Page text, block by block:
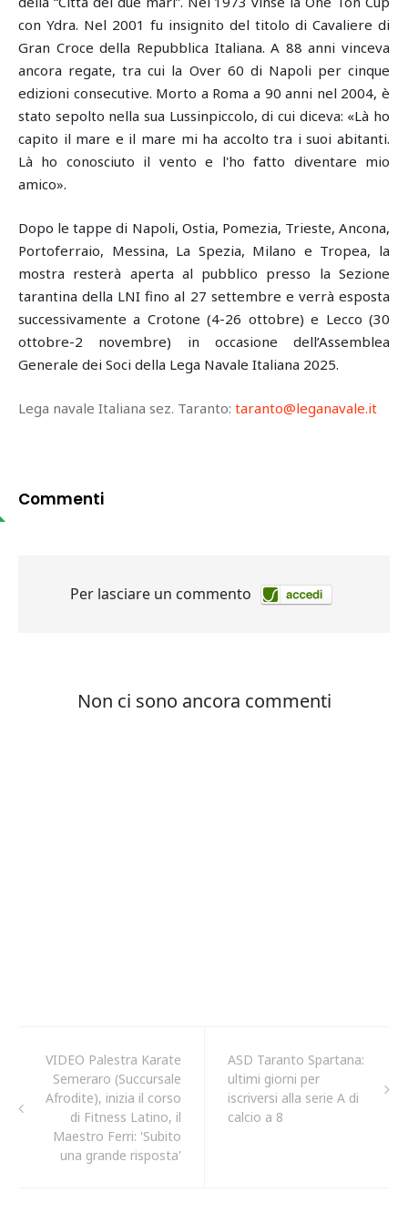
con Ydra. Nel 2001 fu insignito del titolo di Cavaliere di
Gran Croce della Repubblica Italiana. A 88 anni vinceva
ancora regate, tra cui la Over 60 di Napoli per cinque
edizioni consecutive. Morto a Roma a 90 anni nel 2004, è
stato sepolto nella sua Lussinpiccolo, di cui diceva: «Là ho
capito il mare e il mare mi ha accolto tra i suoi abitanti.
Là ho conosciuto il vento e l'ho fatto diventare mio
amico».
Dopo le tappe di Napoli, Ostia, Pomezia, Trieste, Ancona,
Portoferraio, Messina, La Spezia, Milano e Tropea, la
mostra resterà aperta al pubblico presso la Sezione
tarantina della LNI fino al 27 settembre e verrà esposta
successivamente a Crotone (4-26 ottobre) e Lecco (30
ottobre-2 novembre) in occasione dell’Assemblea
Generale dei Soci della Lega Navale Italiana 2025.
Lega navale Italiana sez. Taranto: taranto@leganavale.it
Commenti
VIDEO Palestra Karate
Semeraro (Succursale
Afrodite), inizia il corso
di Fitness Latino, il
Maestro Ferri: 'Subito
una grande risposta'
ASD Taranto Spartana:
ultimi giorni per
iscriversi alla serie A di
calcio a 8